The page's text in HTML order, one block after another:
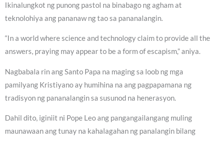
Ikinalungkot ng punong pastol na binabago ng agham at
teknolohiya ang pananaw ng tao sa pananalangin.
“In a world where science and technology claim to provide all the
answers, praying may appear to be a form of escapism,” aniya.
Nagbabala rin ang Santo Papa na maging sa loob ng mga
pamilyang Kristiyano ay humihina na ang pagpapamana ng
tradisyon ng pananalangin sa susunod na henerasyon.
Dahil dito, iginiit ni Pope Leo ang pangangailangang muling
maunawaan ang tunay na kahalagahan ng panalangin bilang